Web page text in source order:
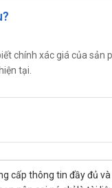
trừ khi được bác sĩ chỉ
gây ra thì uống
chính xác giá của sản
tại.
cấp thông tin đầy đủ